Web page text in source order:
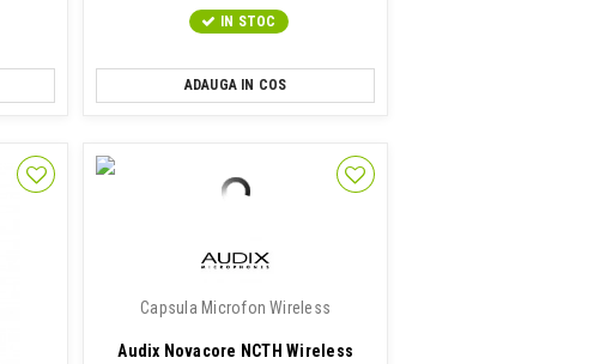
IN STOC
ADAUGA IN COS
Capsula Microfon Wireless
Audix Novacore NCTH Wireless